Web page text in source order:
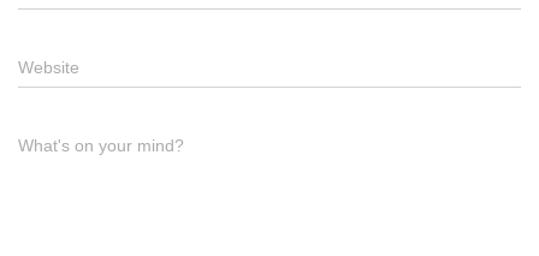
Website
What's on your mind?